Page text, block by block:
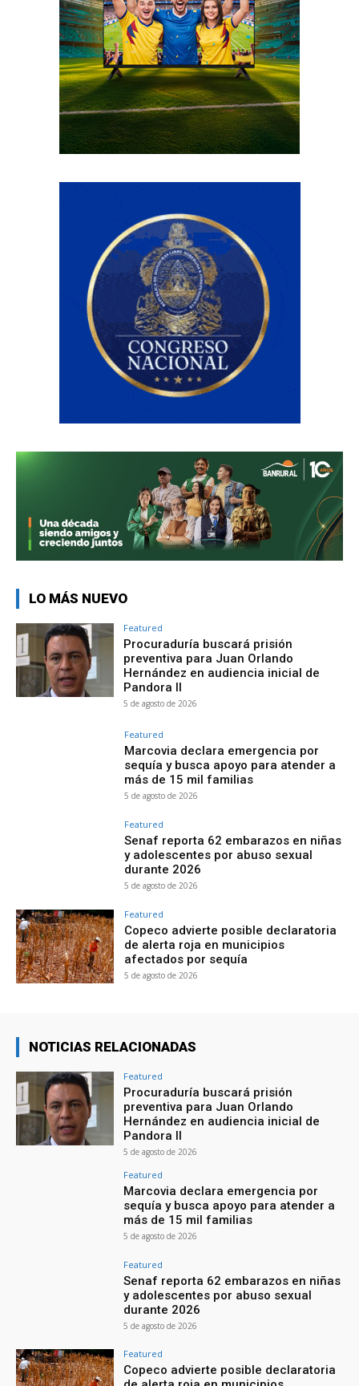
LO MÁS NUEVO
Featured
Procuraduría buscará prisión
preventiva para Juan Orlando
Hernández en audiencia inicial de
Pandora II
5 de agosto de 2026
Featured
Marcovia declara emergencia por
sequía y busca apoyo para atender a
más de 15 mil familias
5 de agosto de 2026
Featured
Senaf reporta 62 embarazos en niñas
y adolescentes por abuso sexual
durante 2026
5 de agosto de 2026
Featured
Copeco advierte posible declaratoria
de alerta roja en municipios
afectados por sequía
5 de agosto de 2026
NOTICIAS RELACIONADAS
Featured
Procuraduría buscará prisión
preventiva para Juan Orlando
Hernández en audiencia inicial de
Pandora II
5 de agosto de 2026
Featured
Marcovia declara emergencia por
sequía y busca apoyo para atender a
más de 15 mil familias
5 de agosto de 2026
Featured
Senaf reporta 62 embarazos en niñas
y adolescentes por abuso sexual
durante 2026
5 de agosto de 2026
Featured
Copeco advierte posible declaratoria